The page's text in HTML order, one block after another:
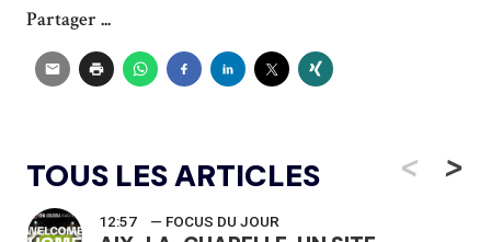
Partager ...
TOUS LES ARTICLES <
12:57 — FOCUS DU JOUR
>